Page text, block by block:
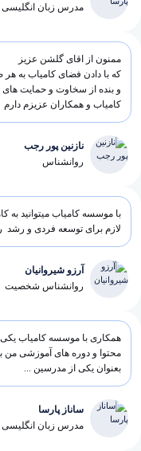
مدرس زبان انگلیسی
ممنون از اقای گلشن عزیز
که با دادن فضای کامیاب به
و بنده از سخاوت و حمایت های
کامیاب و همکاران عزیزم دارم
نازنین پور رجب
روانشناس
با موسسه کامیاب میتوانید به
لازم برای توسعه فردی و رشد
آرزو شیروانیان
روانشناس شخصیت
همکاری با موسسه کامیاب یکی
محتوا و دوره های آموزشی من
بعنوان یکی از مدرسین ...
ساناز پارسا
مدرس زبان انگلیسی